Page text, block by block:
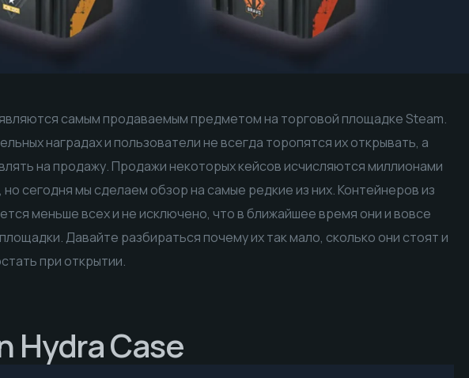
самым продаваемым предметом на торговой площадке Steam.
наградах и пользователи не всегда торопятся их открывать, а
на продажу. Продажи некоторых кейсов исчисляются миллионами
сегодня мы сделаем обзор на самые редкие из них. Контейнеров из
меньше всех и не исключено, что в ближайшее время они и вовсе
Давайте разбираться почему их так мало, сколько они стоят и
при открытии.
Hydra Case